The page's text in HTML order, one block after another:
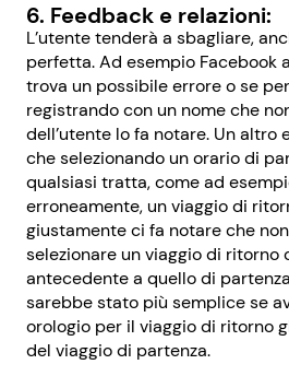
6. Feedback e relazioni:
L’utente tenderà a sbagliare,
perfetta. Ad esempio Facebook
trova un possibile errore o se
registrando con un nome che
dell’utente lo fa notare. Un altro
che selezionando un orario di
qualsiasi tratta, come ad
erroneamente, un viaggio di
giustamente ci fa notare che
selezionare un viaggio di ritorno
antecedente a quello di
sarebbe stato più semplice se
orologio per il viaggio di ritorno
del viaggio di partenza.